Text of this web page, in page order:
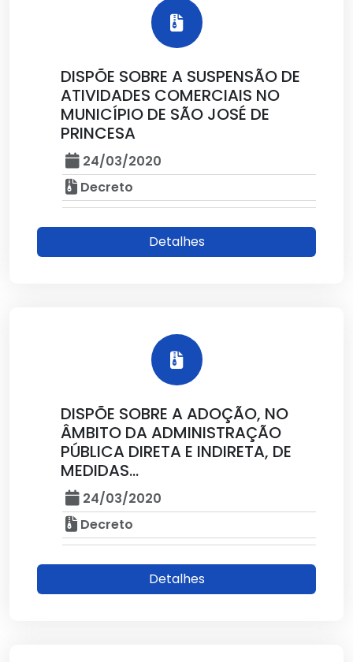
DISPÕE SOBRE A SUSPENSÃO DE
ATIVIDADES COMERCIAIS NO
MUNICÍPIO DE SÃO JOSÉ DE
PRINCESA
24/03/2020
Decreto
Detalhes
DISPÕE SOBRE A ADOÇÃO, NO
ÂMBITO DA ADMINISTRAÇÃO
PÚBLICA DIRETA E INDIRETA, DE
MEDIDAS...
24/03/2020
Decreto
Detalhes